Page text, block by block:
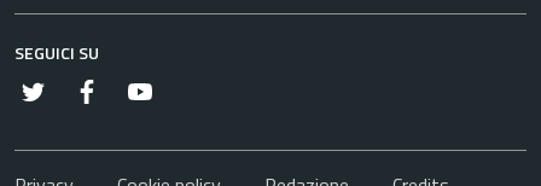
SEGUICI SU
Twitter Facebook